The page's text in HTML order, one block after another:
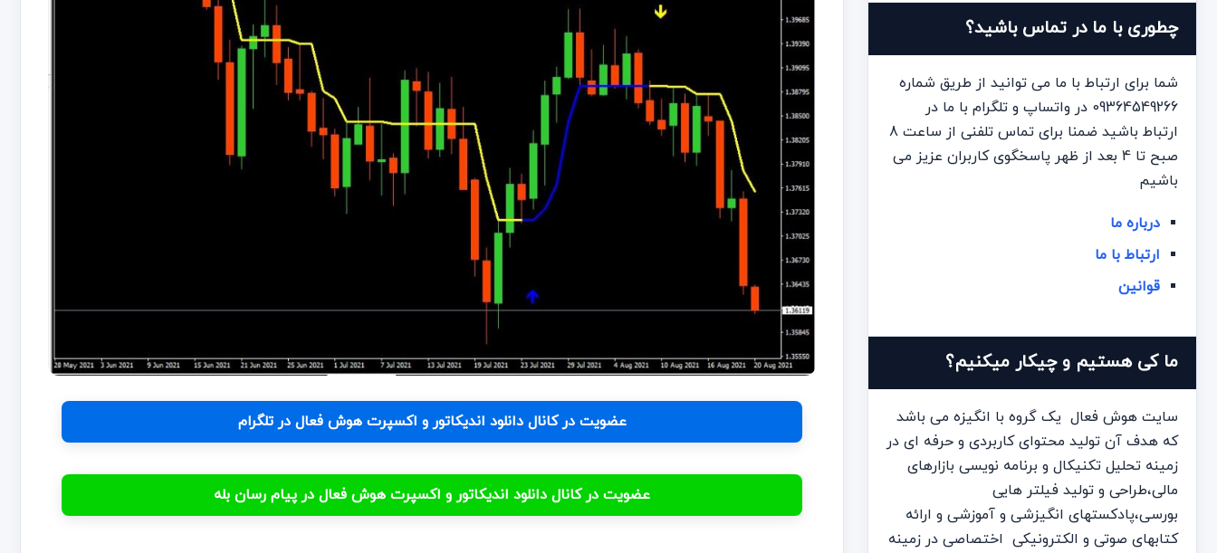
عضویت در کانال دانلود اندیکاتور و اکسپرت هوش فعال در تلگرام
عضویت در کانال دانلود اندیکاتور و اکسپرت هوش فعال در پیام رسان بله
چطوری با ما در تماس باشید؟
شما برای ارتباط با ما می توانید از طریق شماره
09364549266 در واتساپ و تلگرام با ما در
ارتباط باشید ضمنا برای تماس تلفنی از ساعت 8
صبح تا 4 بعد از ظهر پاسخگوی کاربران عزیز می
باشیم
درباره ما
ارتباط با ما
قوانین
ما کی هستیم و چیکار میکنیم؟
سایت هوش فعال یک گروه با انگیزه می باشد
که هدف آن تولید محتوای کاربردی و حرفه ای در
زمینه تحلیل تکنیکال و برنامه نویسی بازارهای
مالی،طراحی و تولید فیلتر هایی
بورسی،پادکستهای انگیزشی و آموزشی و ارائه
کتابهای صوتی و الکترونیکی اختصاصی در زمینه